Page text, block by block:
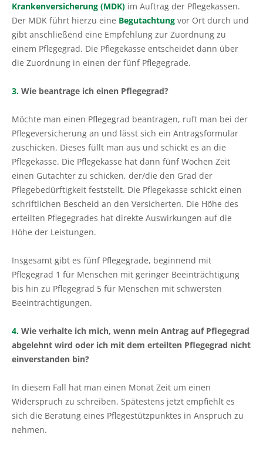
Krankenversicherung (MDK) im Auftrag der Pflegekassen.
Der MDK führt hierzu eine Begutachtung vor Ort durch und
gibt anschließend eine Empfehlung zur Zuordnung zu
einem Pflegegrad. Die Pflegekasse entscheidet dann über
die Zuordnung in einen der fünf Pflegegrade.
3. Wie beantrage ich einen Pflegegrad?
Möchte man einen Pflegegrad beantragen, ruft man bei der
Pflegeversicherung an und lässt sich ein Antragsformular
zuschicken. Dieses füllt man aus und schickt es an die
Pflegekasse. Die Pflegekasse hat dann fünf Wochen Zeit
einen Gutachter zu schicken, der/die den Grad der
Pflegebedürftigkeit feststellt. Die Pflegekasse schickt einen
schriftlichen Bescheid an den Versicherten. Die Höhe des
erteilten Pflegegrades hat direkte Auswirkungen auf die
Höhe der Leistungen.
Insgesamt gibt es fünf Pflegegrade, beginnend mit
Pflegegrad 1 für Menschen mit geringer Beeinträchtigung
bis hin zu Pflegegrad 5 für Menschen mit schwersten
Beeinträchtigungen.
4. Wie verhalte ich mich, wenn mein Antrag auf Pflegegrad
abgelehnt wird oder ich mit dem erteilten Pflegegrad nicht
einverstanden bin?
In diesem Fall hat man einen Monat Zeit um einen
Widerspruch zu schreiben. Spätestens jetzt empfiehlt es
sich die Beratung eines Pflegestützpunktes in Anspruch zu
nehmen.